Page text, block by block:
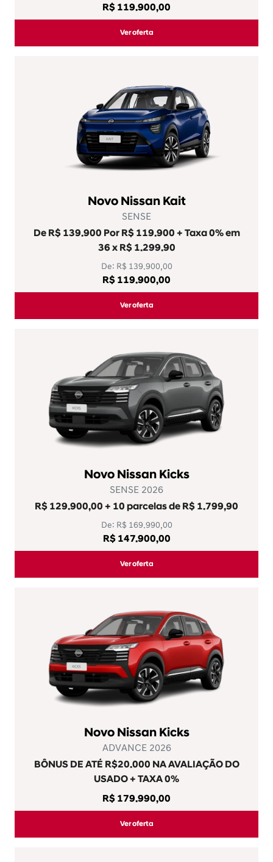
R$ 119.900,00
Ver oferta
Novo Nissan Kait
SENSE
De R$ 139.900 Por R$ 119.900 + Taxa 0% em
36 x R$ 1.299.90
De: R$ 139.900,00
R$ 119.900,00
Ver oferta
Novo Nissan Kicks
SENSE 2026
R$ 129.900,00 + 10 parcelas de R$ 1.799,90
De: R$ 169.990,00
R$ 147.900,00
Ver oferta
Novo Nissan Kicks
ADVANCE 2026
BÔNUS DE ATÉ R$20.000 NA AVALIAÇÃO DO
USADO + TAXA 0%
R$ 179.990,00
Ver oferta